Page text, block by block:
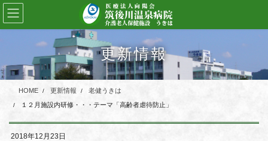
コ
ン
テ
に
移
ナ
ビ
ゲ
ョ
ン
更新情報
HOME 更新情報
老健うきは
１２月施設内研修・・・テーマ「高齢者虐待防止」
2018年12月23日